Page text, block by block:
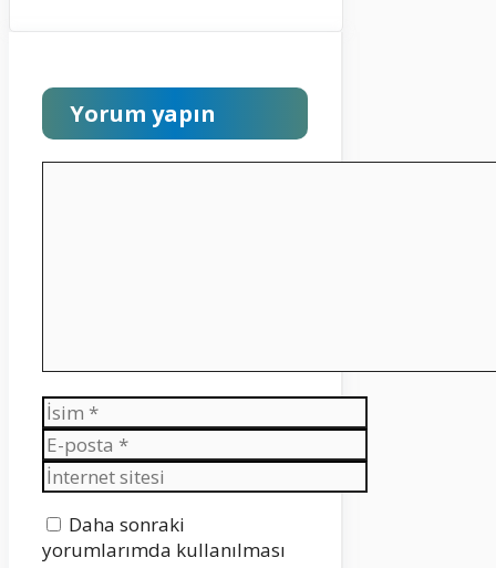
Yorum yapın
İsim
E-
posta
İnternet
sitesi
Daha sonraki
yorumlarımda kullanılması